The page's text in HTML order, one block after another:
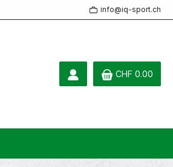
info@iq-sport.ch
CHF 0.00